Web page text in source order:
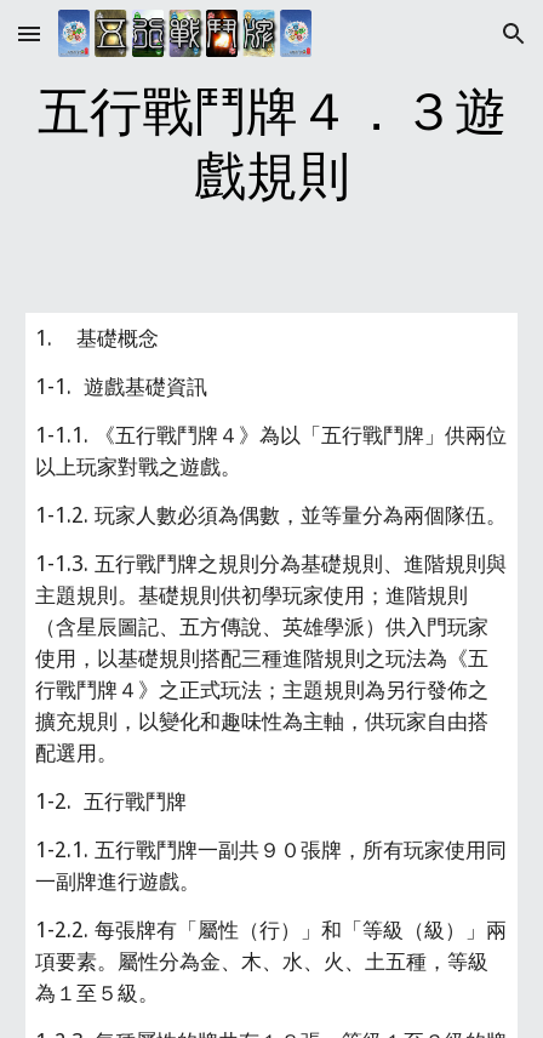
Skip to main content Skip to navigation
五行戰鬥牌４．３遊
戲規則
1.    基礎概念
1-1.  遊戲基礎資訊
1-1.1. 《五行戰鬥牌４》為以「五行戰鬥牌」供兩位
以上玩家對戰之遊戲。
1-1.2. 玩家人數必須為偶數，並等量分為兩個隊伍。
1-1.3. 五行戰鬥牌之規則分為基礎規則、進階規則與
主題規則。基礎規則供初學玩家使用；進階規則
（含星辰圖記、五方傳說、英雄學派）供入門玩家
使用，以基礎規則搭配三種進階規則之玩法為《五
行戰鬥牌４》之正式玩法；主題規則為另行發佈之
擴充規則，以變化和趣味性為主軸，供玩家自由搭
配選用。
1-2.  五行戰鬥牌
1-2.1. 五行戰鬥牌一副共９０張牌，所有玩家使用同
一副牌進行遊戲。
1-2.2. 每張牌有「屬性（行）」和「等級（級）」兩
項要素。屬性分為金、木、水、火、土五種，等級
為１至５級。